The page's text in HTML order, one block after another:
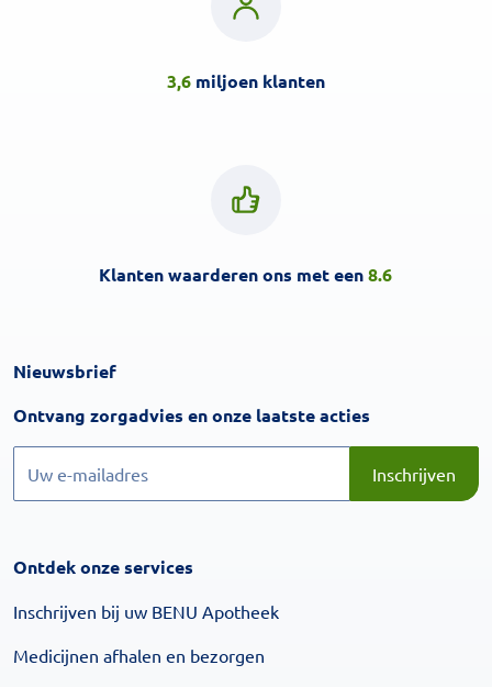
3,6miljoen klanten
Klanten waarderen ons met een8.6
Nieuwsbrief
Ontvang zorgadvies en onze laatste acties
Inschrijven
Ontdek onze services
Inschrijven bij uw BENU Apotheek
Medicijnen afhalen en bezorgen